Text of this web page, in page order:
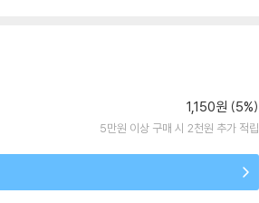
1,150원 (5%)
5만원 이상 구매 시 2천원 추가 적립